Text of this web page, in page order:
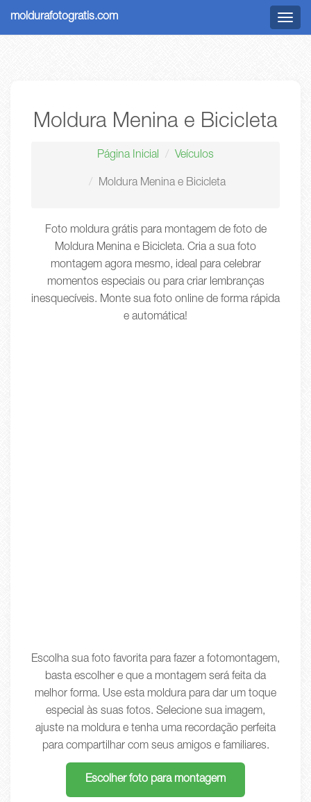
Menu
moldurafotogratis.com
Moldura Menina e Bicicleta
Página Inicial Veículos
Moldura Menina e Bicicleta
Foto moldura grátis para montagem de foto de
Moldura Menina e Bicicleta. Cria a sua foto
montagem agora mesmo, ideal para celebrar
momentos especiais ou para criar lembranças
inesquecíveis. Monte sua foto online de forma rápida
e automática!
Escolha sua foto favorita para fazer a fotomontagem,
basta escolher e que a montagem será feita da
melhor forma. Use esta moldura para dar um toque
especial às suas fotos. Selecione sua imagem,
ajuste na moldura e tenha uma recordação perfeita
para compartilhar com seus amigos e familiares.
Escolher foto para montagem